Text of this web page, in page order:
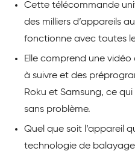
Cette télécommande
des milliers d’appareils
fonctionne avec toutes
Elle comprend une
à suivre et des
Roku et Samsung, ce
sans problème.
Quel que soit l’appareil
technologie de